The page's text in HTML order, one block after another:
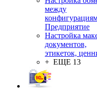
между
Предприятие
Настройка
документов,
этикеток,
+ ЕЩЕ 13